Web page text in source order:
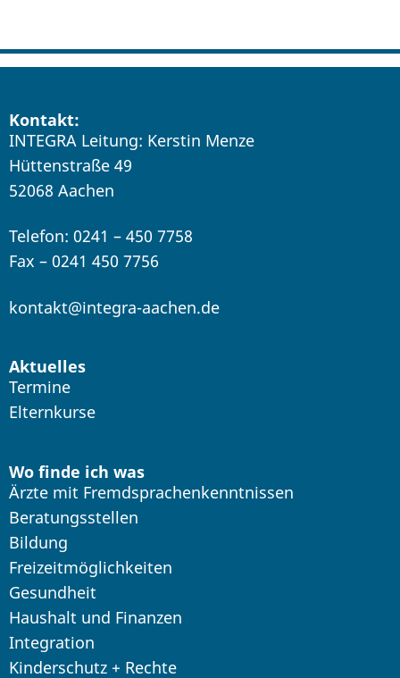
Kontakt:
INTEGRA Leitung: Kerstin Menze
Hüttenstraße 49
52068 Aachen
Telefon: 0241 – 450 7758
Fax – 0241 450 7756
kontakt@integra-aachen.de
Aktuelles
Termine
Elternkurse
Wo finde ich was
Ärzte mit Fremdsprachenkenntnissen
Beratungsstellen
Bildung
Freizeitmöglichkeiten
Gesundheit
Haushalt und Finanzen
Integration
Kinderschutz + Rechte